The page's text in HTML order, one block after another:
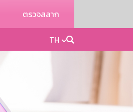
ตรวจสลาก
TH